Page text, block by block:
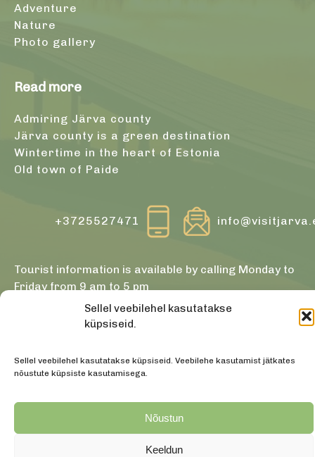
Sellel veebilehel kasutatakse
küpsiseid.
Sellel veebilehel kasutatakse küpsiseid. Veebilehe kasutamist jätkates
nõustute küpsiste kasutamisega.
Nõustun
Keeldun
Adventure
Nature
Photo gallery
Read more
Admiring Järva county
Järva county is a green destination
Wintertime in the heart of Estonia
Old town of Paide
+3725527471
Tourist information is available by calling Monday to
Friday from 9 am to 5 pm
Information about the objects is from Estonian